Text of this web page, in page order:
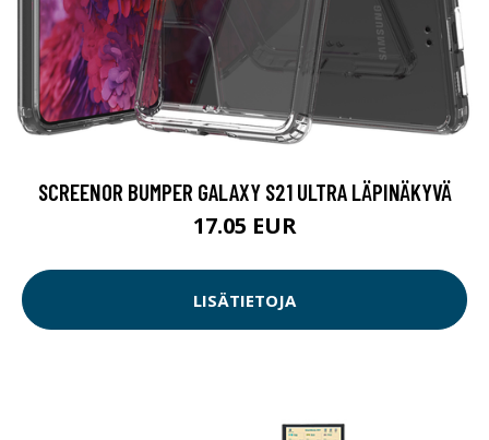
SCREENOR BUMPER GALAXY S21 ULTRA LÄPINÄKYVÄ
17.05 EUR
LISÄTIETOJA